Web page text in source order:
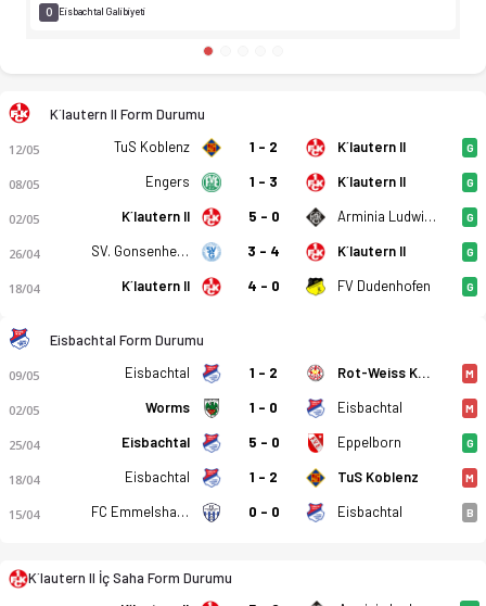
0 Eisbachtal Galibiyeti
K´lautern II Form Durumu
12/05 TuS Koblenz 1 - 2 K´lautern II G
08/05 Engers 1 - 3 K´lautern II G
02/05 K´lautern II 5 - 0 Arminia Ludwigshafen G
26/04 SV. Gonsenheim 3 - 4 K´lautern II G
18/04 K´lautern II 4 - 0 FV Dudenhofen G
Eisbachtal Form Durumu
09/05 Eisbachtal 1 - 2 Rot-Weiss Koblenz M
02/05 Worms 1 - 0 Eisbachtal M
25/04 Eisbachtal 5 - 0 Eppelborn G
18/04 Eisbachtal 1 - 2 TuS Koblenz M
15/04 FC Emmelshausen-Karbach 0 - 0 Eisbachtal B
K´lautern II İç Saha Form Durumu